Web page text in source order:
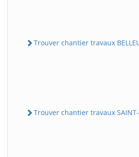
Trouver chantier travaux
Trouver chantier travaux SAINT-